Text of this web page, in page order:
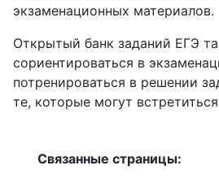
экзаменационных материалов.
Открытый банк заданий ЕГЭ
сориентироваться в
потренироваться в решении
те, которые могут
Связанные страницы: